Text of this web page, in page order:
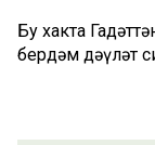
Бу хакта
бердәм дәүләт